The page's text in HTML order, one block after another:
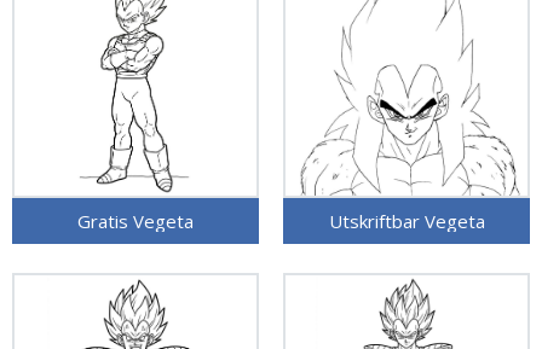
Gratis Vegeta Utskriftbar Vegeta